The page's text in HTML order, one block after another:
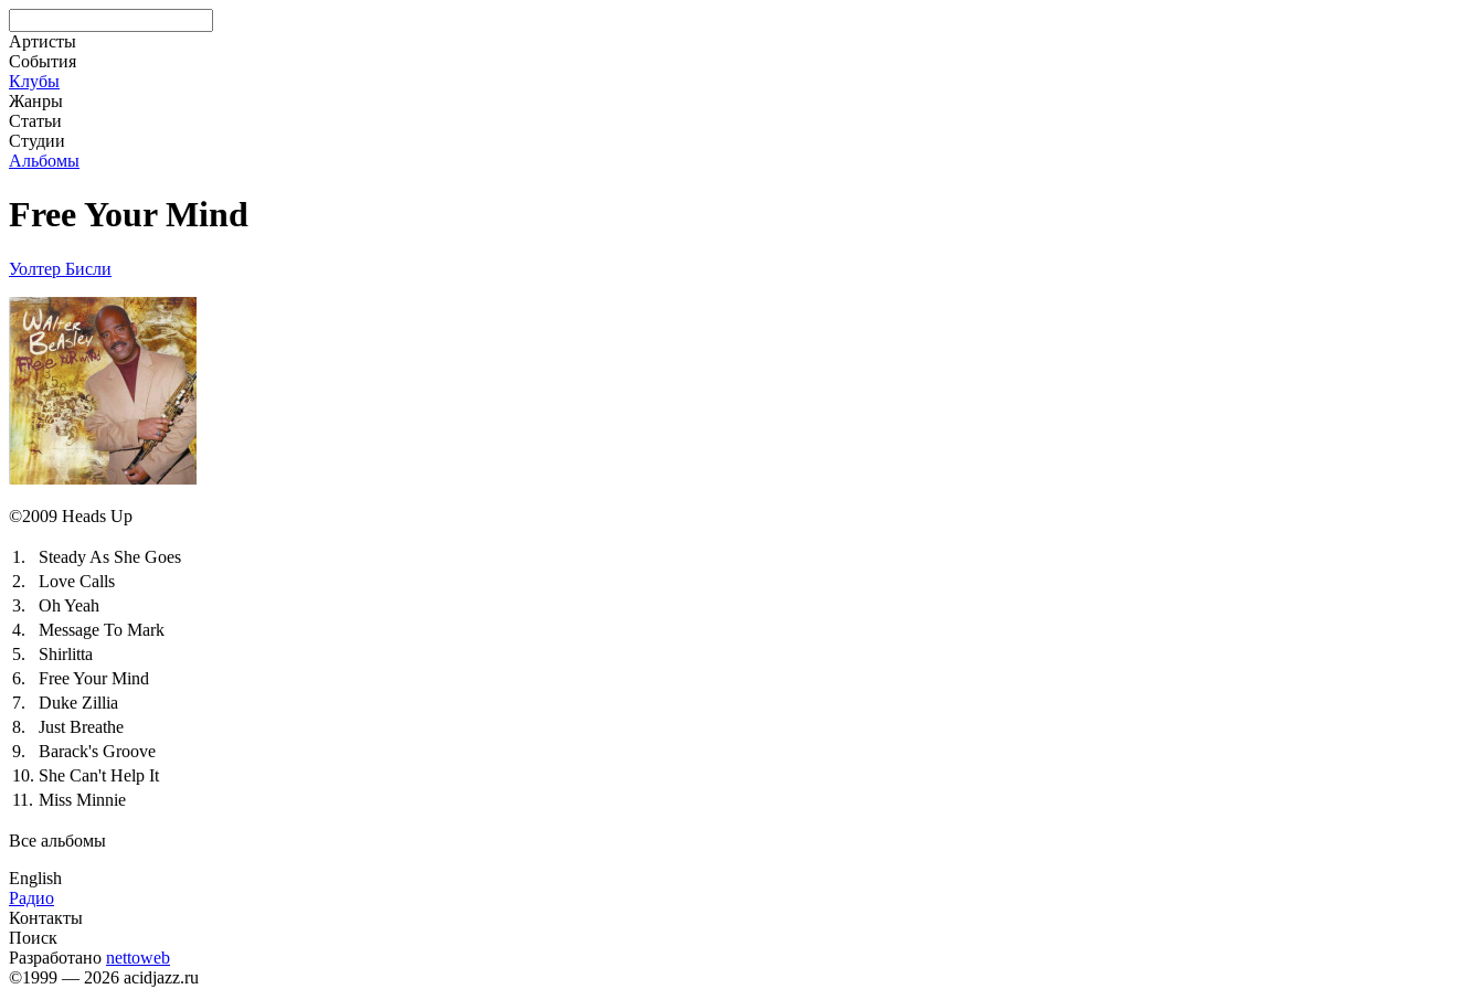
Артисты
События
Клубы
Жанры
Статьи
Студии
Альбомы
Free Your Mind
Уолтер Бисли
©2009 Heads Up
1.
Steady As She Goes
2.
Love Calls
3.
Oh Yeah
4.
Message To Mark
5.
Shirlitta
6.
Free Your Mind
7.
Duke Zillia
8.
Just Breathe
9.
Barack's Groove
10. She Can't Help It
11. Miss Minnie
Все альбомы
English
Радио
Контакты
Поиск
Разработано nettoweb
©1999 — 2026 acidjazz.ru